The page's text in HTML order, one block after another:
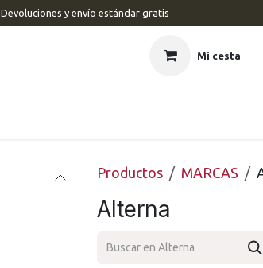
Devoluciones y envío estándar gratis
Mi cesta
Productos MARCAS
Alterna